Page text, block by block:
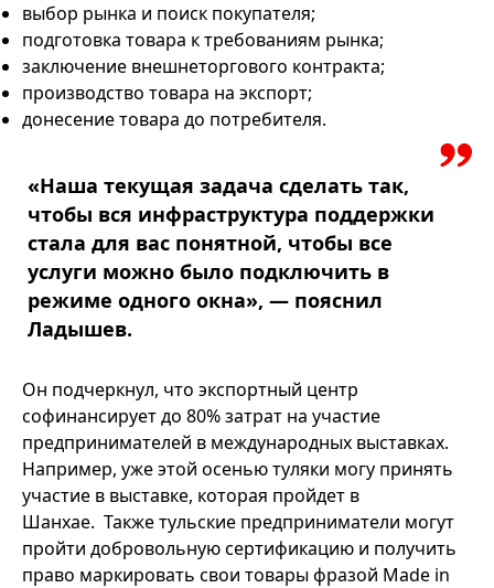
выбор рынка и поиск покупателя;
подготовка товара к требованиям рынка;
заключение внешнеторгового контракта;
производство товара на экспорт;
донесение товара до потребителя.
«Наша текущая задача сделать так,
чтобы вся инфраструктура поддержки
стала для вас понятной, чтобы все
услуги можно было подключить в
режиме одного окна», — пояснил
Ладышев.
Он подчеркнул, что экспортный центр
софинансирует до 80% затрат на участие
предпринимателей в международных выставках.
Например, уже этой осенью туляки могу принять
участие в выставке, которая пройдет в
Шанхае. Также тульские предприниматели могут
пройти добровольную сертификацию и получить
право маркировать свои товары фразой Made in